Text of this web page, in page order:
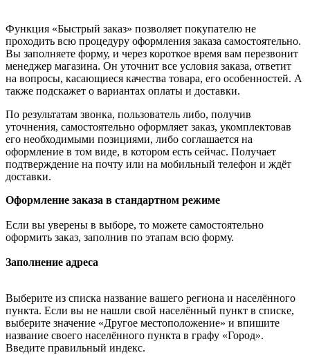
Функция «Быстрый заказ» позволяет покупателю не
проходить всю процедуру оформления заказа самостоятельно.
Вы заполняете форму, и через короткое время вам перезвонит
менеджер магазина. Он уточнит все условия заказа, ответит
на вопросы, касающиеся качества товара, его особенностей. А
также подскажет о вариантах оплаты и доставки.
По результатам звонка, пользователь либо, получив
уточнения, самостоятельно оформляет заказ, укомплектовав
его необходимыми позициями, либо соглашается на
оформление в том виде, в котором есть сейчас. Получает
подтверждение на почту или на мобильный телефон и ждёт
доставки.
Оформление заказа в стандартном режиме
Если вы уверены в выборе, то можете самостоятельно
оформить заказ, заполнив по этапам всю форму.
Заполнение адреса
Выберите из списка название вашего региона и населённого
пункта. Если вы не нашли свой населённый пункт в списке,
выберите значение «Другое местоположение» и впишите
название своего населённого пункта в графу «Город».
Введите правильный индекс.